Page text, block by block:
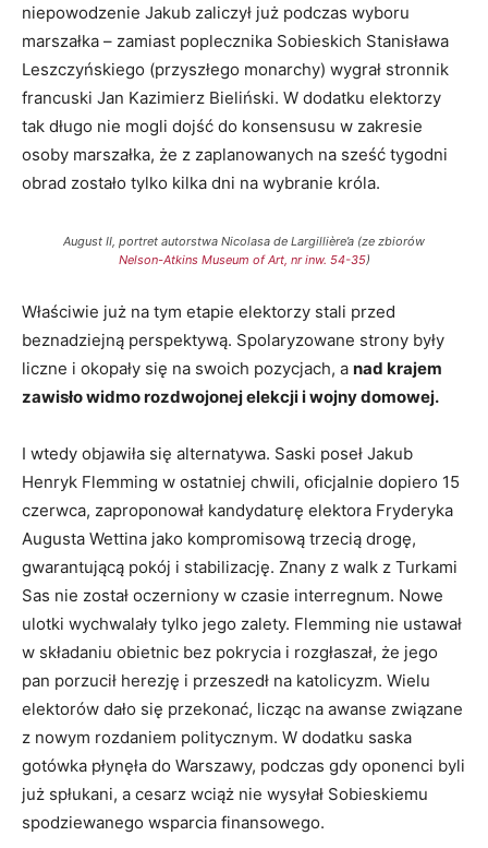
niepowodzenie Jakub zaliczył już podczas wyboru
marszałka – zamiast poplecznika Sobieskich Stanisława
Leszczyńskiego (przyszłego monarchy) wygrał stronnik
francuski Jan Kazimierz Bieliński. W dodatku elektorzy
tak długo nie mogli dojść do konsensusu w zakresie
osoby marszałka, że z zaplanowanych na sześć tygodni
obrad zostało tylko kilka dni na wybranie króla.
August II, portret autorstwa Nicolasa de Largillière’a (ze zbiorów
Nelson-Atkins Museum of Art, nr inw. 54-35)
Właściwie już na tym etapie elektorzy stali przed
beznadziejną perspektywą. Spolaryzowane strony były
liczne i okopały się na swoich pozycjach, a nad krajem
zawisło widmo rozdwojonej elekcji i wojny domowej.
I wtedy objawiła się alternatywa. Saski poseł Jakub
Henryk Flemming w ostatniej chwili, oficjalnie dopiero 15
czerwca, zaproponował kandydaturę elektora Fryderyka
Augusta Wettina jako kompromisową trzecią drogę,
gwarantującą pokój i stabilizację. Znany z walk z Turkami
Sas nie został oczerniony w czasie interregnum. Nowe
ulotki wychwalały tylko jego zalety. Flemming nie ustawał
w składaniu obietnic bez pokrycia i rozgłaszał, że jego
pan porzucił herezję i przeszedł na katolicyzm. Wielu
elektorów dało się przekonać, licząc na awanse związane
z nowym rozdaniem politycznym. W dodatku saska
gotówka płynęła do Warszawy, podczas gdy oponenci byli
już spłukani, a cesarz wciąż nie wysyłał Sobieskiemu
spodziewanego wsparcia finansowego.